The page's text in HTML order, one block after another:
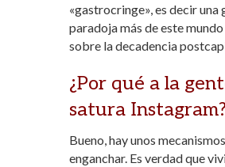
«gastrocringe», es decir una
paradoja más de este
sobre la decadencia
¿Por qué a la
satura
Bueno, hay unos
enganchar. Es verdad que